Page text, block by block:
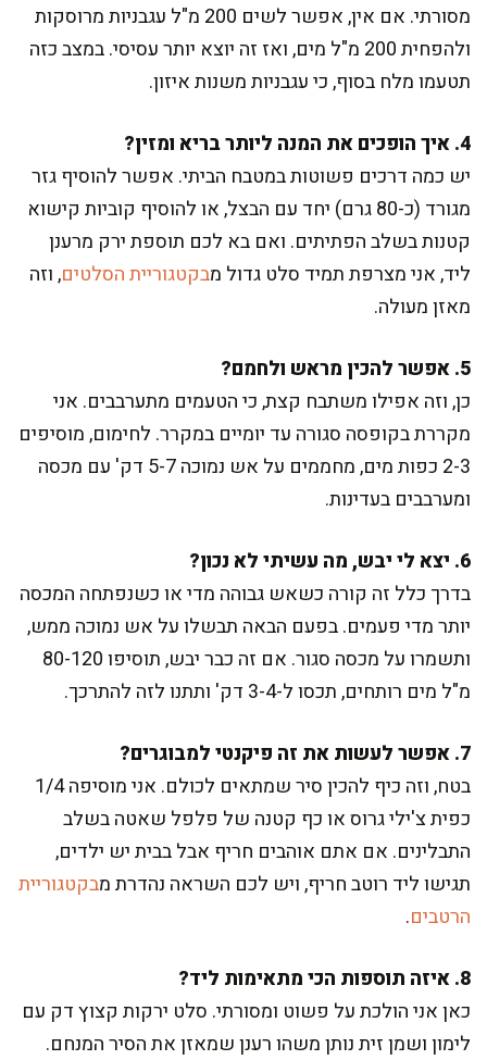
מסורתי. אם אין, אפשר לשים 200 מ"ל עגבניות מרוסקות
ולהפחית 200 מ"ל מים, ואז זה יוצא יותר עסיסי. במצב כזה
תטעמו מלח בסוף, כי עגבניות משנות איזון.
4. איך הופכים את המנה ליותר בריא ומזין?
יש כמה דרכים פשוטות במטבח הביתי. אפשר להוסיף גזר
מגורד (כ-80 גרם) יחד עם הבצל, או להוסיף קוביות קישוא
קטנות בשלב הפתיתים. ואם בא לכם תוספת ירק מרענן
ליד, אני מצרפת תמיד סלט גדול מבקטגוריית הסלטים, וזה
מאזן מעולה.
5. אפשר להכין מראש ולחמם?
כן, וזה אפילו משתבח קצת, כי הטעמים מתערבבים. אני
מקררת בקופסה סגורה עד יומיים במקרר. לחימום, מוסיפים
2-3 כפות מים, מחממים על אש נמוכה 5-7 דק' עם מכסה
ומערבבים בעדינות.
6. יצא לי יבש, מה עשיתי לא נכון?
בדרך כלל זה קורה כשאש גבוהה מדי או כשנפתחה המכסה
יותר מדי פעמים. בפעם הבאה תבשלו על אש נמוכה ממש,
ותשמרו על מכסה סגור. אם זה כבר יבש, תוסיפו 80-120
מ"ל מים רותחים, תכסו ל-3-4 דק' ותתנו לזה להתרכך.
7. אפשר לעשות את זה פיקנטי למבוגרים?
בטח, וזה כיף להכין סיר שמתאים לכולם. אני מוסיפה 1/4
כפית צ'ילי גרוס או כף קטנה של פלפל שאטה בשלב
התבלינים. אם אתם אוהבים חריף אבל בבית יש ילדים,
תגישו ליד רוטב חריף, ויש לכם השראה נהדרת מבקטגוריית
הרטבים.
8. איזה תוספות הכי מתאימות ליד?
כאן אני הולכת על פשוט ומסורתי. סלט ירקות קצוץ דק עם
לימון ושמן זית נותן משהו רענן שמאזן את הסיר המנחם.